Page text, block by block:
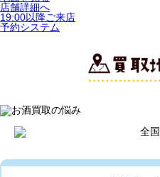
店舗詳細へ
19:00以降ご来店
予約システム